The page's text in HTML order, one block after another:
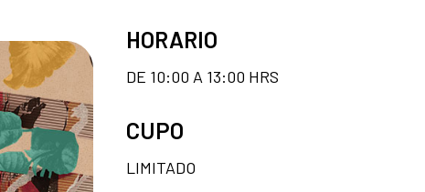
HORARIO
DE 10:00 A 13:00 HRS
CUPO
LIMITADO